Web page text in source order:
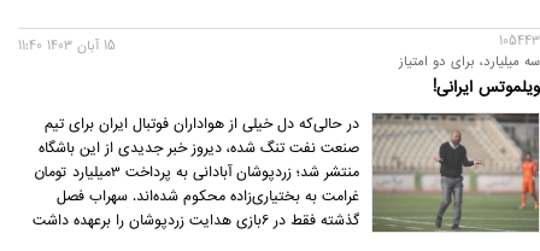
105443
سه میلیارد، برای دو امتیاز
ویلموتس ایرانی!
15 آبان 1403 11:40
در حالی‌که دل خیلی از هواداران فوتبال ایران برای تیم
صنعت نفت تنگ شده، دیروز خبر جدیدی از این باشگاه
منتشر شد؛ زردپوشان آبادانی به پرداخت 3میلیارد تومان
غرامت به بختیاری‌زاده محکوم شده‌اند. سهراب فصل
گذشته فقط در 6بازی هدایت زردپوشان را برعهده داشت